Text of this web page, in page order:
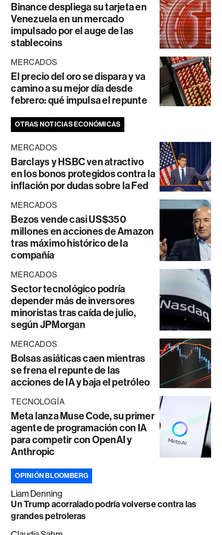
Binance despliega su tarjeta en
Venezuela en un mercado
impulsado por el auge de las
stablecoins
MERCADOS
El precio del oro se dispara y va
camino a su mejor día desde
febrero: qué impulsa el repunte
OTRAS NOTICIAS ECONÓMICAS
MERCADOS
Barclays y HSBC ven atractivo
en los bonos protegidos contra la
inflación por dudas sobre la Fed
MERCADOS
Bezos vende casi US$350
millones en acciones de Amazon
tras máximo histórico de la
compañía
MERCADOS
Sector tecnológico podría
depender más de inversores
minoristas tras caída de julio,
según JPMorgan
MERCADOS
Bolsas asiáticas caen mientras
se frena el repunte de las
acciones de IA y baja el petróleo
TECNOLOGÍA
Meta lanza Muse Code, su primer
agente de programación con IA
para competir con OpenAI y
Anthropic
OPINIÓN BLOOMBERG
Liam Denning
Un Trump acorralado podría volverse contra las
grandes petroleras